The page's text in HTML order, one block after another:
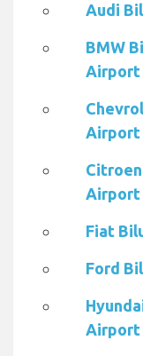
Audi
BMW
Airport
Airport
Airport
Fiat
Ford
Airport